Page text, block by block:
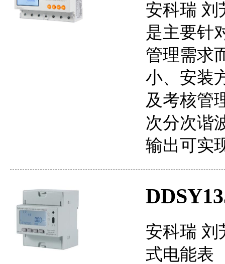
安科瑞 刘
是主要针
管理需求
小、安装
及考核管
次分次谐
输出可实
安科瑞 刘
式电能表